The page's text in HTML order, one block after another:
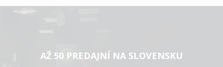
AŽ 50 PREDAJNÍ NA SLOVENSKU